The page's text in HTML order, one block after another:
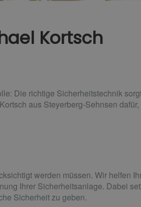
Kortsch
Die richtige Sicherheitstechnik
aus Steyerberg-Sehnsen
werden müssen. Wir helfen
Ihrer Sicherheitsanlage. Dabei
Sicherheit zu geben.